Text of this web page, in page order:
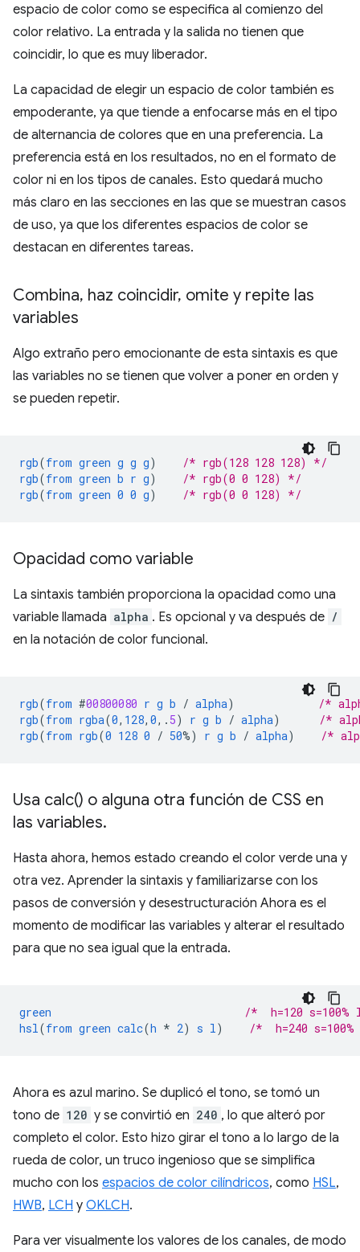
espacio de color como se especifica al comienzo del
color relativo. La entrada y la salida no tienen que
coincidir, lo que es muy liberador.
La capacidad de elegir un espacio de color también es
empoderante, ya que tiende a enfocarse más en el tipo
de alternancia de colores que en una preferencia. La
preferencia está en los resultados, no en el formato de
color ni en los tipos de canales. Esto quedará mucho
más claro en las secciones en las que se muestran casos
de uso, ya que los diferentes espacios de color se
destacan en diferentes tareas.
Combina, haz coincidir, omite y repite las
variables
Algo extraño pero emocionante de esta sintaxis es que
las variables no se tienen que volver a poner en orden y
se pueden repetir.
rgb(from green g g g)
/* rgb(128 128 128) */
rgb(from green b r g)
/* rgb(0 0 128) */
rgb(from green 0 0 g) /* rgb(0 0 128) */
Opacidad como variable
La sintaxis también proporciona la opacidad como una
variable llamada alpha . Es opcional y va después de /
en la notación de color funcional.
rgb(from #00800080 r g b / alpha)
/*
rgb(from rgba(0, 128, 0, . 5) r g b / alpha)
/*
rgb(from rgb(0 128 0 / 50%) r g b / alpha) /*
Usa calc() o alguna otra función de CSS en
las variables.
Hasta ahora, hemos estado creando el color verde una y
otra vez. Aprender la sintaxis y familiarizarse con los
pasos de conversión y desestructuración Ahora es el
momento de modificar las variables y alterar el resultado
para que no sea igual que la entrada.
green
/*  h=120
hsl (from green calc(h * 2) s l ) /*  h=240
Ahora es azul marino. Se duplicó el tono, se tomó un
tono de 120 y se convirtió en 240 , lo que alteró por
completo el color. Esto hizo girar el tono a lo largo de la
rueda de color, un truco ingenioso que se simplifica
mucho con los espacios de color cilíndricos, como HSL,
HWB, LCH y OKLCH.
Para ver visualmente los valores de los canales, de modo